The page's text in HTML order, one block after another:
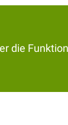
die